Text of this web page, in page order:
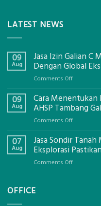
LATEST NEWS
09
Aug
Jasa Izin Galian C
Dengan Global
Comments Offon
Izin
Galian
Lengkap
Dengan
Global
09
Aug
Cara
AHSP Tambang
Comments Offon
07
Aug
Jasa Sondir
Eksplorasi
Comments Offon
OFFICE